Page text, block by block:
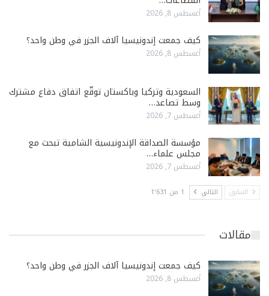
أغسطس 8, 2026
كيف جمعت إندونيسيا آلاف الجزر في وطن واحد؟
أغسطس 8, 2026
السعودية وتركيا وباكستان توقّع اتفاق دفاع مشترك
وسط تصاعد…
أغسطس 7, 2026
مؤسسة الصداقة الإندونيسية الشامية تبحث مع
مجلس علماء…
أغسطس 7, 2026
السابق التالي 1 من 1٬631
مقالات
كيف جمعت إندونيسيا آلاف الجزر في وطن واحد؟
أغسطس 8, 2026